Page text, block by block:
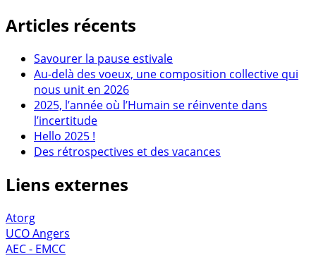
Articles récents
Savourer la pause estivale
Au-delà des voeux, une composition collective qui
nous unit en 2026
2025, l’année où l’Humain se réinvente dans
l’incertitude
Hello 2025 !
Des rétrospectives et des vacances
Liens externes
Atorg
UCO Angers
AEC - EMCC